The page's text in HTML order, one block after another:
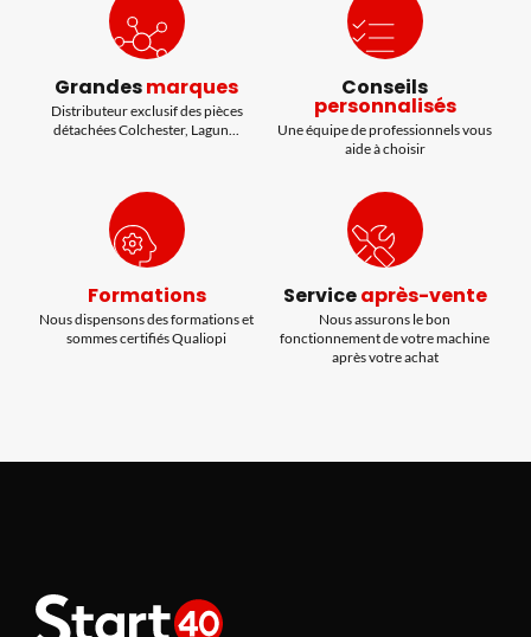
Grandesmarques
Distributeur exclusif des pièces
détachées Colchester, Lagun...
Conseils
personnalisés
Une équipe de professionnels vous
aide à choisir
Formations
Nous dispensons des formations et
sommes certifiés Qualiopi
Serviceaprès-vente
Nous assurons le bon
fonctionnement de votre machine
après votre achat